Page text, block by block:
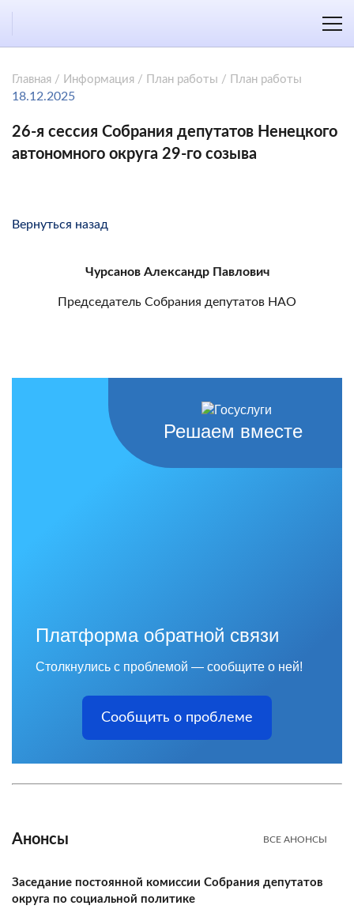
Главная / Информация / План работы / План работы
18.12.2025
26-я сессия Собрания депутатов Ненецкого
автономного округа 29-го созыва
Вернуться назад
Чурсанов Александр Павлович
Председатель Собрания депутатов НАО
Решаем вместе
Платформа обратной связи
Столкнулись с проблемой — сообщите о ней!
Сообщить о проблеме
Анонсы ВСЕ АНОНСЫ
Заседание постоянной комиссии Собрания депутатов
округа по социальной политике